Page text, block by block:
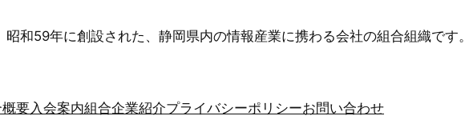
昭和59年に創設された、静岡県内の情報産業に携わる会社の組合組織です。
要入会案内組合企業紹介プライバシーポリシーお問い合わせ